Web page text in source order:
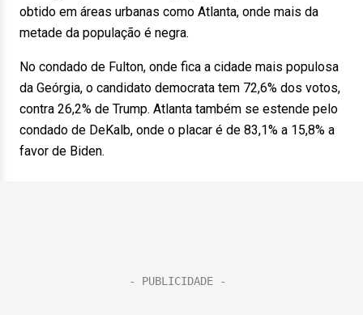
obtido em áreas urbanas como Atlanta, onde mais da
metade da população é negra.
No condado de Fulton, onde fica a cidade mais populosa
da Geórgia, o candidato democrata tem 72,6% dos votos,
contra 26,2% de Trump. Atlanta também se estende pelo
condado de DeKalb, onde o placar é de 83,1% a 15,8% a
favor de Biden.